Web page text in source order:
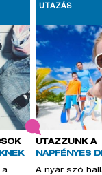
a
UTAZÁS
UTAZZUNK A
NAPFÉNYES
A nyár szó